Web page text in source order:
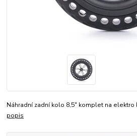
Náhradní zadní kolo 8,5" komplet na elektro
popis